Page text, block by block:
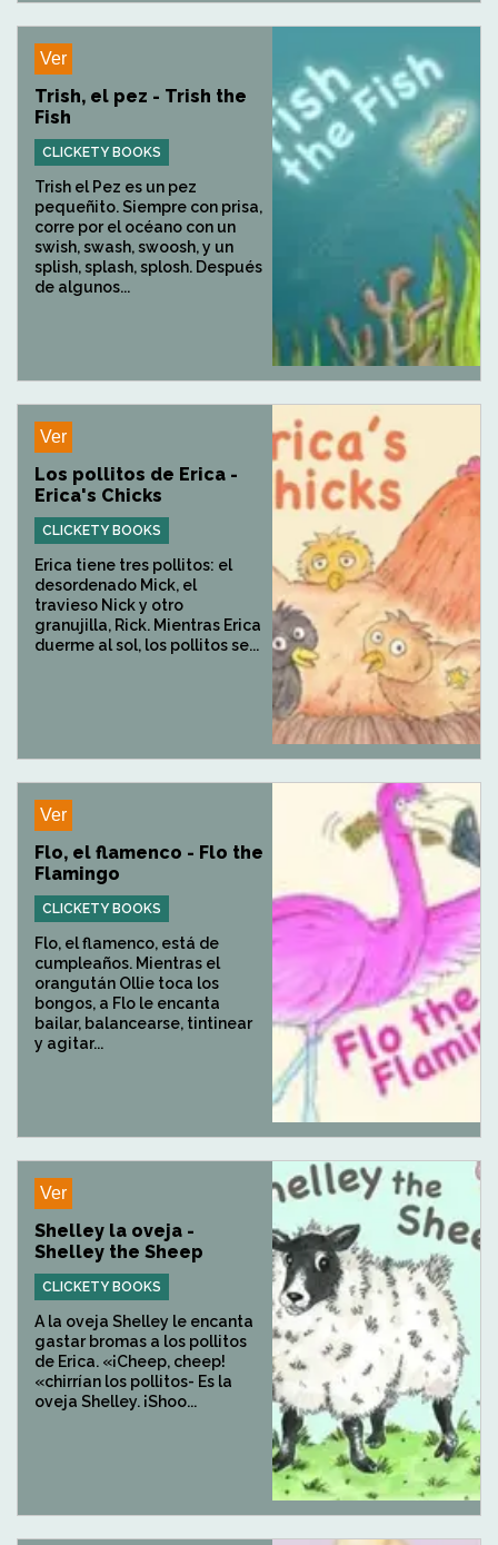
Ver
Trish, el pez - Trish the
Fish
CLICKETY BOOKS
Trish el Pez es un pez
pequeñito. Siempre con prisa,
corre por el océano con un
swish, swash, swoosh, y un
splish, splash, splosh. Después
de algunos...
Ver
Los pollitos de Erica -
Erica's Chicks
CLICKETY BOOKS
Erica tiene tres pollitos: el
desordenado Mick, el
travieso Nick y otro
granujilla, Rick. Mientras Erica
duerme al sol, los pollitos se...
Ver
Flo, el flamenco - Flo the
Flamingo
CLICKETY BOOKS
Flo, el flamenco, está de
cumpleaños. Mientras el
orangután Ollie toca los
bongos, a Flo le encanta
bailar, balancearse, tintinear
y agitar...
Ver
Shelley la oveja -
Shelley the Sheep
CLICKETY BOOKS
A la oveja Shelley le encanta
gastar bromas a los pollitos
de Erica. «¡Cheep, cheep!
«chirrían los pollitos- Es la
oveja Shelley. ¡Shoo...